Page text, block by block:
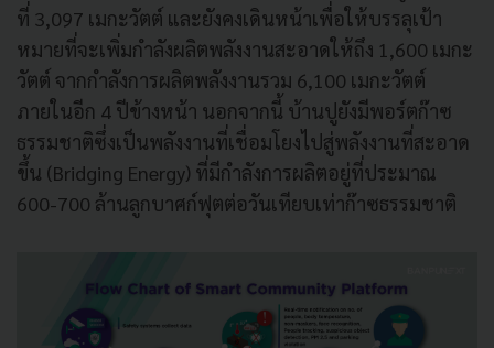
ที่ 3,097 เมกะวัตต์ และยังคงเดินหน้าเพื่อให้บรรลุเป้า
หมายที่จะเพิ่มกำลังผลิตพลังงานสะอาดให้ถึง 1,600 เมกะ
วัตต์ จากกำลังการผลิตพลังงานรวม 6,100 เมกะวัตต์
ภายในอีก 4 ปีข้างหน้า นอกจากนี้ บ้านปูยังมีพอร์ตก๊าซ
ธรรมชาติซึ่งเป็นพลังงานที่เชื่อมโยงไปสู่พลังงานที่สะอาด
ขึ้น (Bridging Energy) ที่มีกำลังการผลิตอยู่ที่ประมาณ
600-700 ล้านลูกบาศก์ฟุตต่อวันเทียบเท่าก๊าซธรรมชาติ